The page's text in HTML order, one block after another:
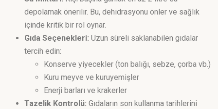
depolamak önerilir. Bu, dehidrasyonu önler ve sağlık
içinde kritik bir rol oynar.
Gıda Seçenekleri: Uzun süreli saklanabilen gıdalar
tercih edin:
Konserve yiyecekler (ton balığı, sebze, çorba vb.)
Kuru meyve ve kuruyemişler
Enerji barları ve krakerler
Tazelik Kontrolü: Gıdaların son kullanma tarihlerini